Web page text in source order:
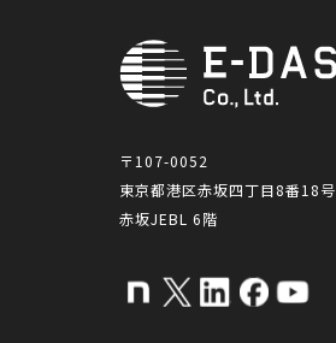
〒107-0052
東京都港区赤坂四丁目8番18号
赤坂JEBL 6階